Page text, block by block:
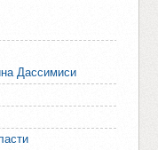
Дассимиси